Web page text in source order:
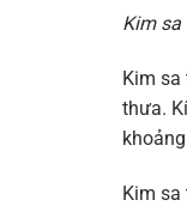
Kim sa
Kim
thưa.
Kim sa